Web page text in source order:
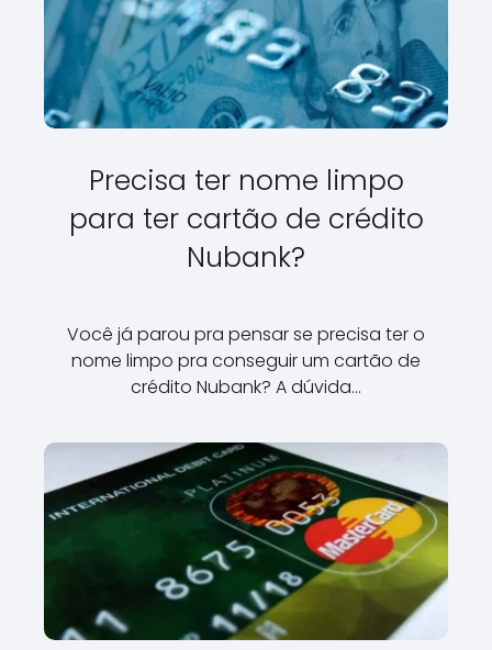
Precisa ter nome limpo
para ter cartão de crédito
Nubank?
Você já parou pra pensar se precisa ter o
nome limpo pra conseguir um cartão de
crédito Nubank? A dúvida…